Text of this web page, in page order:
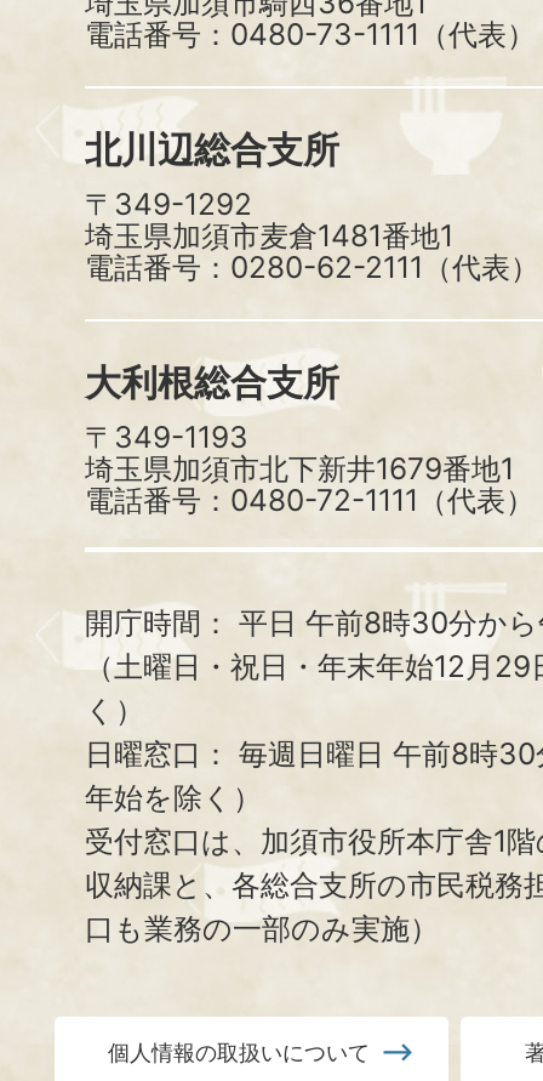
電話番号：0480-73-1111（代表）
北川辺総合支所
〒349-1292
埼玉県加須市麦倉1481番地1
電話番号：0280-62-2111（代表）
大利根総合支所
〒349-1193
埼玉県加須市北下新井1679番地1
電話番号：0480-72-1111（代表）
開庁時間： 平日 午前8時30分か
（土曜日・祝日・年末年始12月
く）
日曜窓口： 毎週日曜日 午前8時
年始を除く）
受付窓口は、加須市役所本庁舎1
収納課と、 各総合支所の市民税務
口も業務の一部のみ実施）
個人情報の取扱いについて